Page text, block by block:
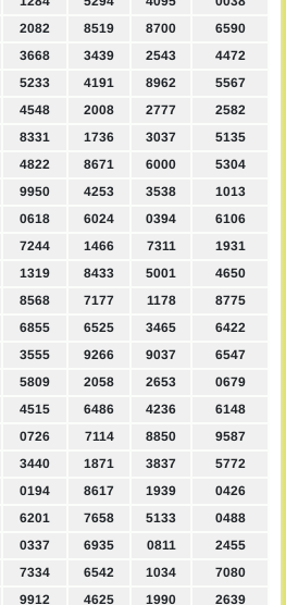
2082 8519 8700
6590
3668 3439 2543
4472
5233 4191 8962
5567
4548 2008 2777
2582
8331 1736 3037
5135
4822 8671 6000
5304
9950 4253 3538
1013
0618 6024 0394
6106
7244 1466 7311
1931
1319 8433 5001
4650
8568 7177 1178
8775
6855 6525 3465
6422
3555 9266 9037
6547
5809 2058 2653
0679
4515 6486 4236
6148
0726 7114 8850
9587
3440 1871 3837
5772
0194 8617 1939
0426
6201 7658 5133
0488
0337 6935 0811
2455
7334 6542 1034
7080
9912 4625 1990
2639